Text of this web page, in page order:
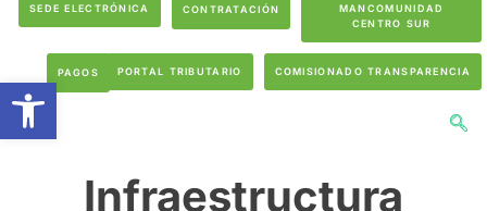
SEDE ELECTRÓNICA CONTRATACIÓN
MANCOMUNIDAD
CENTRO SUR
PAGOS PORTAL TRIBUTARIO COMISIONADO TRANSPARENCIA
Infraestructura
Abrir barra de herramientas